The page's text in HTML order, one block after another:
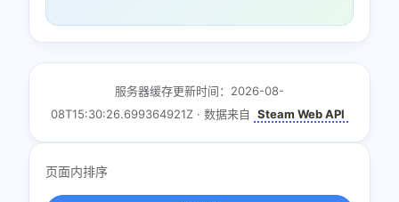
服务器缓存更新时间：2026-08-
08T15:30:26.699364921Z · 数据来自
Steam Web API
页面内排序